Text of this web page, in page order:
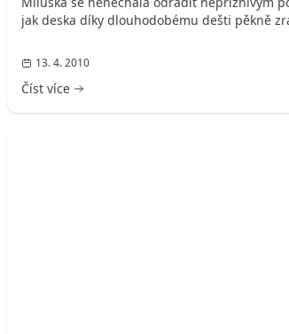
jak deska díky dlouhodobému dešti pěkně
13. 4. 2010
Číst více